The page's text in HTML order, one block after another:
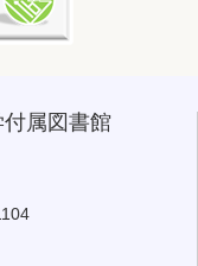
属図書館